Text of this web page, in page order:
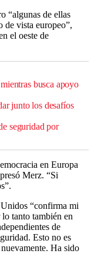
“algunas de ellas
de vista europeo”,
el oeste de
busca apoyo
junto los desafíos
seguridad por
en Europa
Merz. “Si
“confirma mi
tanto también en
de
Esto no es
Ha sido